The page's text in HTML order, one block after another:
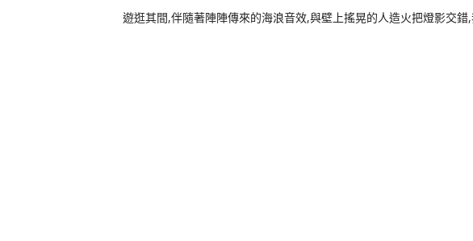
遊逛其間,伴隨著陣陣傳來的海浪音效,與壁上搖晃的人造火把燈影交錯